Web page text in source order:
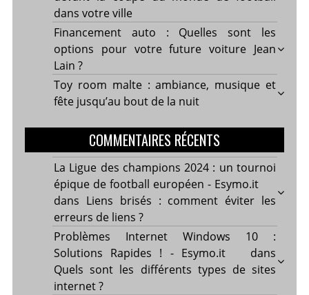
dans votre ville
Financement auto : Quelles sont les
options pour votre future voiture Jean
Lain ?
Toy room malte : ambiance, musique et
fête jusqu’au bout de la nuit
COMMENTAIRES RÉCENTS
La Ligue des champions 2024 : un tournoi
épique de football européen - Esymo.it
dans Liens brisés : comment éviter les
erreurs de liens ?
Problèmes Internet Windows 10 :
Solutions Rapides ! - Esymo.it
dans
Quels sont les différents types de sites
internet ?